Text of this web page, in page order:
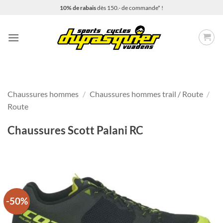
10% de rabaisdès 150.- de commande* !
Chaussures hommes / Chaussures hommes trail / Route /
Route
Chaussures Scott Palani RC
-50%